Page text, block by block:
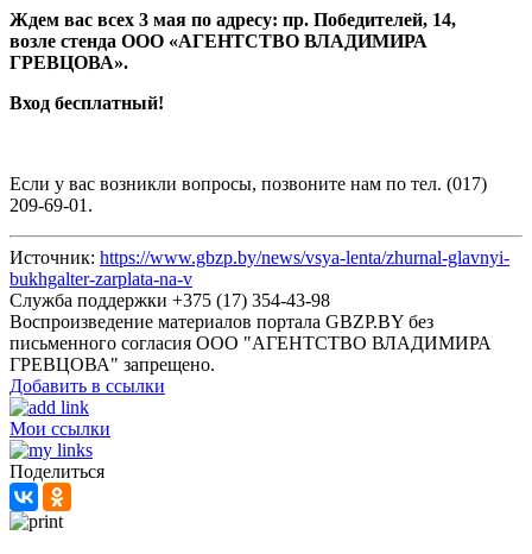
Ждем вас всех 3 мая по адресу: пр. Победителей, 14,
возле стенда ООО «АГЕНТСТВО ВЛАДИМИРА
ГРЕВЦОВА».
Вход бесплатный!
Если у вас возникли вопросы, позвоните нам по тел. (017)
209-69-01.
Источник: https://www.gbzp.by/news/vsya-lenta/zhurnal-glavnyi-
bukhgalter-zarplata-na-v
Служба поддержки +375 (17) 354-43-98
Воспроизведение материалов портала GBZP.BY без
письменного согласия OOO "АГЕНТСТВО ВЛАДИМИРА
ГРЕВЦОВА" запрещено.
Добавить в ссылки
Мои ссылки
Поделиться